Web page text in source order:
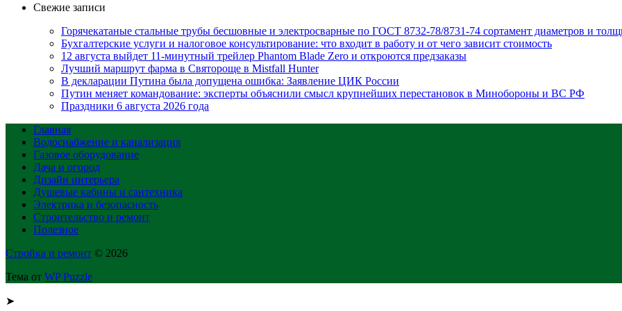
Свежие записи
Горячекатаные стальные трубы бесшовные и электросварные по ГОСТ 8732-78/8731-74 сортамент диаметров и
Бухгалтерские услуги и налоговое консультирование: что входит в работу и от чего зависит стоимость
12 августа выйдет 11-минутный трейлер Phantom Blade Zero и откроются предзаказы
Лучший маршрут фарма в Святороще в Mistfall Hunter
В декларации Путина была допущена ошибка: Заявление ЦИК России
Путин меняет командование: эксперты объяснили смысл крупнейших перестановок в Минобороны и ВС РФ
Праздники 6 августа 2026 года
Главная
Водоснабжение и канализация
Газовое оборудование
Дача и огород
Дизайн интерьера
Душевые кабины и сантехника
Электрика и безопасность
Строительство и ремонт
Полезное
Стройка и ремонт © 2026
Тема от WP Puzzle
➤